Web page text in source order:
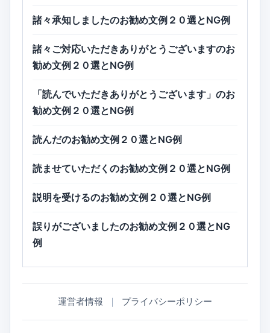
諸々承知しましたのお勧め文例２０選とNG例
諸々ご対応いただきありがとうございますのお
勧め文例２０選とNG例
「読んでいただきありがとうございます」のお
勧め文例２０選とNG例
読んだのお勧め文例２０選とNG例
読ませていただくのお勧め文例２０選とNG例
説明を受けるのお勧め文例２０選とNG例
誤りがございましたのお勧め文例２０選とNG
例
運営者情報 ｜ プライバシーポリシー